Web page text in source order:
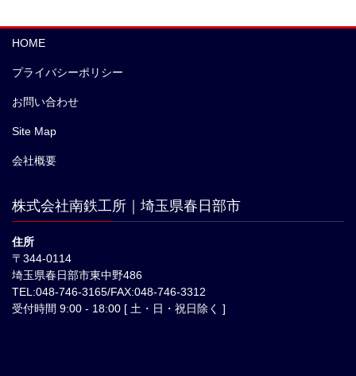
HOME
プライバシーポリシー
お問い合わせ
Site Map
会社概要
株式会社南鉄工所｜埼玉県春日部市
住所
〒344-0114
埼玉県春日部市東中野486
TEL:048-746-3165/FAX:048-746-3312
受付時間 9:00 - 18:00 [ 土・日・祝日除く ]